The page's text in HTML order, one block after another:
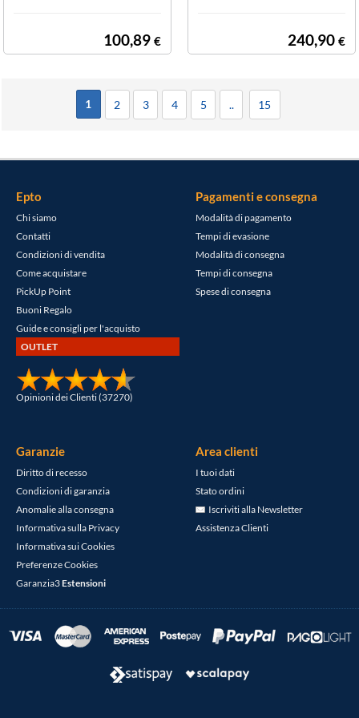
100,89 €
tufo
240,90 €
1 2 3 4 5 .. 15
Epto
Chi siamo
Contatti
Condizioni di vendita
Come acquistare
PickUp Point
Buoni Regalo
Guide e consigli per l'acquisto
OUTLET
Opinioni dei Clienti (37270)
Pagamenti e consegna
Modalità di pagamento
Tempi di evasione
Modalità di consegna
Tempi di consegna
Spese di consegna
Garanzie
Diritto di recesso
Condizioni di garanzia
Anomalie alla consegna
Informativa sulla Privacy
Informativa sui Cookies
Preferenze Cookies
Garanzia3Estensioni
Area clienti
I tuoi dati
Stato ordini
Iscriviti alla Newsletter
Assistenza Clienti